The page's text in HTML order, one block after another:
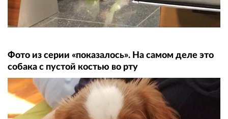
Фото из серии «показалось». На самом деле это
собака с пустой костью во рту